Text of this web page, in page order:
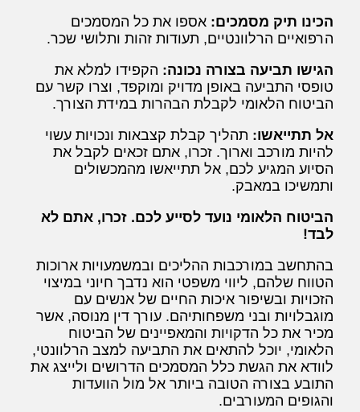
הכינו תיק מסמכים: אספו את כל המסמכים
הרפואיים הרלוונטיים, תעודות זהות ותלושי שכר.
הגישו תביעה בצורה נכונה: הקפידו למלא את
טופסי התביעה באופן מדויק ומוקפד, וצרו קשר עם
הביטוח הלאומי לקבלת הבהרות במידת הצורך.
אל תתייאשו: תהליך קבלת קצבאות ונכויות עשוי
להיות מורכב וארוך. זכרו, אתם זכאים לקבל את
הסיוע המגיע לכם, אל תתייאשו מהמכשולים
ותמשיכו במאבק.
הביטוח הלאומי נועד לסייע לכם. זכרו, אתם לא
לבד!
בהתחשב במורכבות ההליכים ובמשמעויות ארוכות
הטווח שלהם, ליווי משפטי הוא נדבך חיוני במיצוי
הזכויות ובשיפור איכות החיים של אנשים עם
מוגבלויות ובני משפחותיהם. עורך דין מנוסה, אשר
מכיר את כל הדקויות והמאפיינים של הביטוח
הלאומי, יוכל להתאים את התביעה למצב הרלוונטי,
לוודא את הגשת כלל המסמכים הדרושים ולייצג את
התובע בצורה הטובה ביותר אל מול הוועדות
והגופים המעורבים.